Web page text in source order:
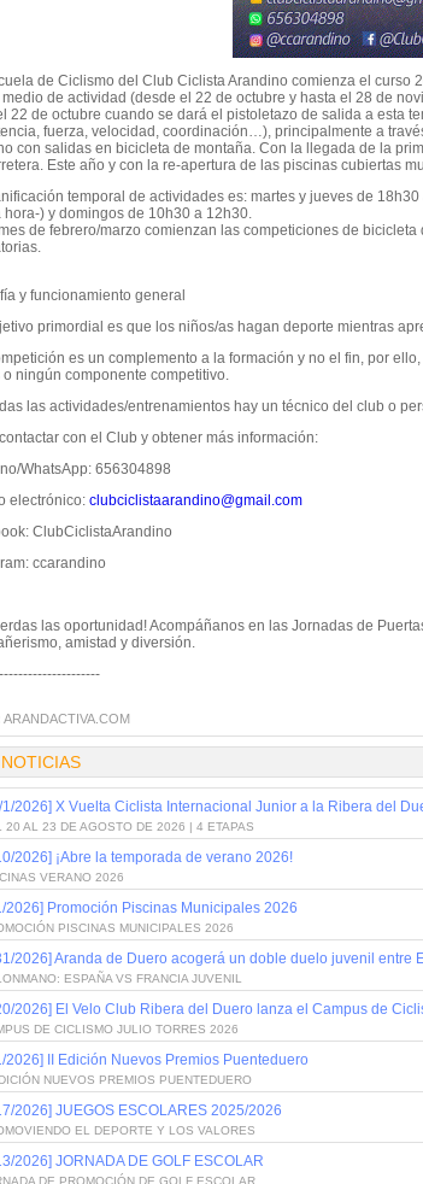
de Ciclismo del Club Ciclista Arandino comienza el
medio de actividad (desde el 22 de octubre y hasta el 28 de
22 de octubre cuando se dará el pistoletazo de salida a esta
fuerza, velocidad, coordinación…), principalmente a
con salidas en bicicleta de montaña. Con la llegada de la
Este año y con la re-apertura de las piscinas cubiertas
temporal de actividades es: martes y jueves de
hora-) y domingos de 10h30 a 12h30.
de febrero/marzo comienzan las competiciones de
y funcionamiento general
primordial es que los niños/as hagan deporte mientras
es un complemento a la formación y no el fin, por
o ningún componente competitivo.
las actividades/entrenamientos hay un técnico del club o
con el Club y obtener más información:
WhatsApp: 656304898
electrónico: clubciclistaarandino@gmail.com
ClubCiclistaArandino
ccarandino
las oportunidad! Acompáñanos en las Jornadas de
amistad y diversión.
ARANDACTIVA.COM
1/2026] X Vuelta Ciclista Internacional Junior a la Ribera del
20 AL 23 DE AGOSTO DE 2026 | 4 ETAPAS
2026] ¡Abre la temporada de verano 2026!
VERANO 2026
2026] Promoción Piscinas Municipales 2026
PISCINAS MUNICIPALES 2026
2026] Aranda de Duero acogerá un doble duelo juvenil entre
ESPAÑA VS FRANCIA JUVENIL
2026] El Velo Club Ribera del Duero lanza el Campus de
DE CICLISMO JULIO TORRES 2026
2026] II Edición Nuevos Premios Puenteduero
NUEVOS PREMIOS PUENTEDUERO
2026] JUEGOS ESCOLARES 2025/2026
EL DEPORTE Y LOS VALORES
2026] JORNADA DE GOLF ESCOLAR
DE PROMOCIÓN DE GOLF ESCOLAR